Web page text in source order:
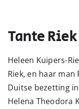
Tante Riek
Heleen Kuipers-
Riek, en haar
Duitse bezetting
Helena Theodora